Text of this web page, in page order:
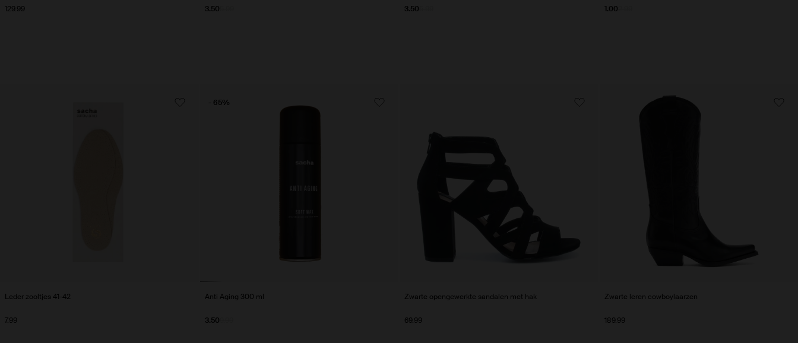
129.99 3.50 3.50 1.00
Leder zooltjes 41-42
7.99
Anti Aging 300 ml
3.50
- 65%
Zwarte opengewerkte sandalen met hak
69.99
Zwarte leren cowboylaarzen
189.99